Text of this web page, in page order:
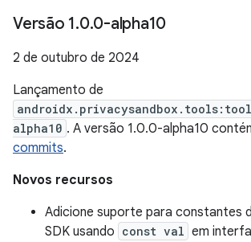
Versão 1.0.0-alpha10
2 de outubro de 2024
Lançamento de
alpha10 . A versão 1.0.0-alpha10
commits.
Novos recursos
Adicione suporte para constantes
SDK usando const val em